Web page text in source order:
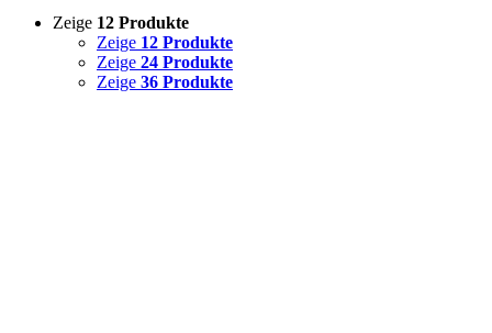
Zeige 12 Produkte
Zeige 12 Produkte
Zeige 24 Produkte
Zeige 36 Produkte